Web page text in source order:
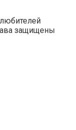
защищены